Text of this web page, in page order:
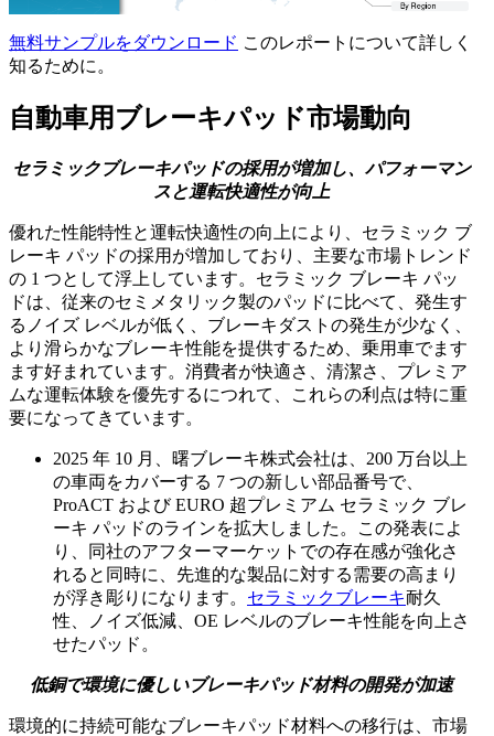
無料サンプルをダウンロード このレポートについて詳しく
知るために。
自動車用ブレーキパッド市場動向
セラミックブレーキパッドの採用が増加し、パフォーマン
スと運転快適性が向上
優れた性能特性と運転快適性の向上により、セラミック ブ
レーキ パッドの採用が増加しており、主要な市場トレンド
の 1 つとして浮上しています。セラミック ブレーキ パッ
ドは、従来のセミメタリック製のパッドに比べて、発生す
るノイズ レベルが低く、ブレーキダストの発生が少なく、
より滑らかなブレーキ性能を提供するため、乗用車でます
ます好まれています。消費者が快適さ、清潔さ、プレミア
ムな運転体験を優先するにつれて、これらの利点は特に重
要になってきています。
2025 年 10 月、曙ブレーキ株式会社は、200 万台以上
の車両をカバーする 7 つの新しい部品番号で、
ProACT および EURO 超プレミアム セラミック ブレ
ーキ パッドのラインを拡大しました。この発表によ
り、同社のアフターマーケットでの存在感が強化さ
れると同時に、先進的な製品に対する需要の高まり
が浮き彫りになります。 セラミックブレーキ耐久
性、ノイズ低減、OE レベルのブレーキ性能を向上さ
せたパッド。
低銅で環境に優しいブレーキパッド材料の開発が加速
環境的に持続可能なブレーキパッド材料への移行は、市場